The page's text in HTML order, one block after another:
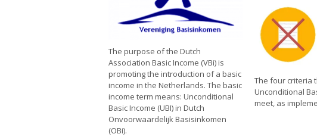
The purpose of the Dutch
Association Basic Income (VBi) is
promoting the introduction of a basic
income in the Netherlands. The basic
income term means: Unconditional
Basic Income (UBI) in Dutch
Onvoorwaardelijk Basisinkomen
(OBi).
The four criteria
Unconditional
meet, as